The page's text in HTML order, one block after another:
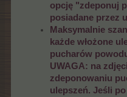
opcję "zdeponuj
posiadane przez
Maksymalnie
każde włożone
pucharów
UWAGA: na
zdeponowaniu
ulepszeń. Jeśli